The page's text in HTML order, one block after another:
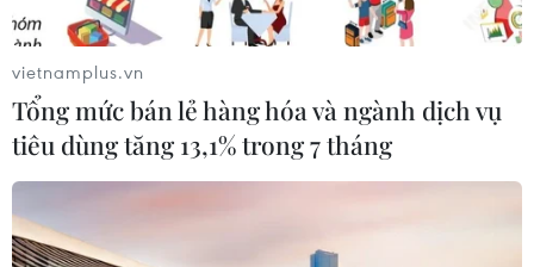
Hàn Quốc ban hành cảnh báo nắng
nóng cao nhất tại thủ đô Seoul
04/08/2026 12:37
Xem thêm
vietnamplus.vn
Tổng mức bán lẻ hàng hóa và ngành dịch vụ
tiêu dùng tăng 13,1% trong 7 tháng